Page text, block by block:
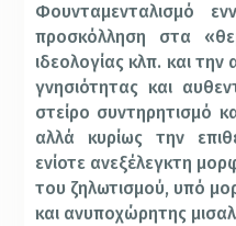
Φουνταμενταλισμό
προσκόλληση στα
ιδεολογίας κλπ. και
γνησιότητας και
στείρο συντηρητισμό
αλλά κυρίως την
ενίοτε ανεξέλεγκτη
του ζηλωτισμού, υπό
και ανυποχώρητης